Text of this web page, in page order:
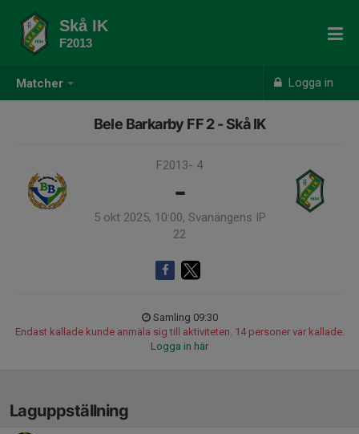
Matcher Logga in
Skå IK
F2013
Bele Barkarby FF 2 - Skå IK
F2013- 4
-
5 okt 2025, 10:00, Svanängens IP
22
Samling 09:30
Endast kallade kunde anmäla sig till aktiviteten. 14 personer var kallade.
Logga in här
Laguppställning